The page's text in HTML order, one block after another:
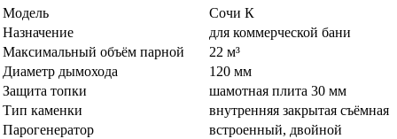
Модель
Сочи К
Назначение
для коммерческой бани
Максимальный объём парной
22 м³
Диаметр дымохода
120 мм
Защита топки
шамотная плита 30 мм
Тип каменки
внутренняя закрытая съёмная
Парогенератор
встроенный, двойной